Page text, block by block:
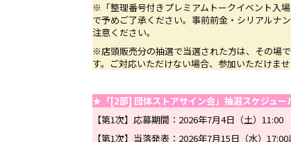
※「整理番号付きプレミアムトークイベント入
で予めご了承ください。事前前金・シリアルナ
注意ください。
※店頭販売分の抽選で当選された方は、その場
す。ご対応いただけない場合、参加いただけませ
★「[2部] 団体ストアサイン会」抽選スケジュー
【第1次】応募期間：2026年7月4日（土）
【第1次】当落発表：2026年7月15日（水）